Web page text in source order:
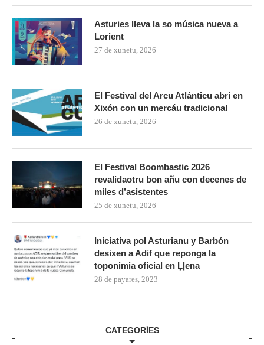
Asturies lleva la so música nueva a
Lorient
27 de xunetu, 2026
El Festival del Arcu Atlánticu abri en
Xixón con un mercáu tradicional
26 de xunetu, 2026
El Festival Boombastic 2026
revalidaotru bon añu con decenes de
miles d’asistentes
25 de xunetu, 2026
Iniciativa pol Asturianu y Barbón
desixen a Adif que reponga la
toponimia oficial en Ḷḷena
28 de payares, 2023
CATEGORÍES